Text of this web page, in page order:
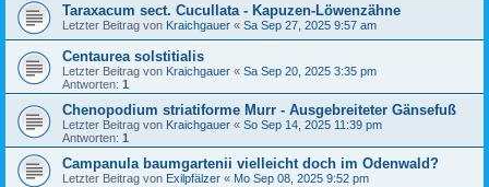
Taraxacum sect. Cucullata - Kapuzen-Löwenzähne
Letzter Beitrag von Kraichgauer « Sa Sep 27, 2025 9:57 am
Centaurea solstitialis
Letzter Beitrag von Kraichgauer « Sa Sep 20, 2025 3:35 pm
Antworten: 1
Chenopodium striatiforme Murr - Ausgebreiteter Gänsefuß
Letzter Beitrag von Kraichgauer « So Sep 14, 2025 11:39 pm
Antworten: 1
Campanula baumgartenii vielleicht doch im Odenwald?
Letzter Beitrag von Exilpfälzer « Mo Sep 08, 2025 9:52 pm